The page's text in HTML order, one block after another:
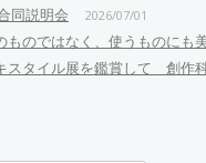
同説明会 2026/07/01
ものではなく、使うものにも
スタイル展を鑑賞して 創作